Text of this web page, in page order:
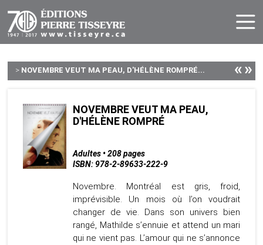
> NOVEMBRE VEUT MA PEAU, D'HÉLÈNE ROMPRÉ... «»
NOVEMBRE VEUT MA PEAU,
D'HÉLÈNE ROMPRÉ
Adultes • 208 pages
ISBN: 978-2-89633-222-9
Novembre. Montréal est gris, froid,
imprévisible. Un mois où l’on voudrait
changer de vie. Dans son univers bien
rangé, Mathilde s’ennuie et attend un mari
qui ne vient pas. L’amour qui ne s’annonce